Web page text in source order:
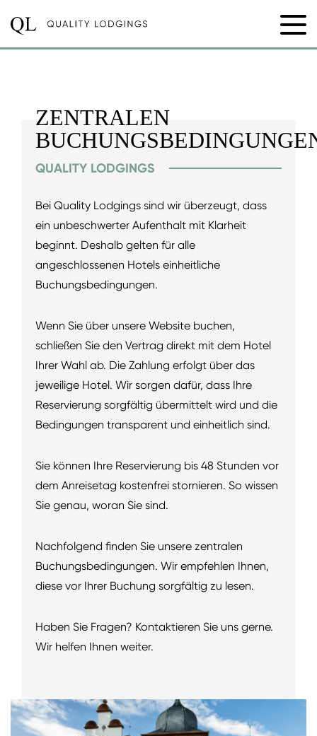
ZENTRALEN
QUALITY LODGINGS
Bei Quality Lodgings sind wir überzeugt, dass
ein unbeschwerter Aufenthalt mit Klarheit
beginnt. Deshalb gelten für alle
angeschlossenen Hotels einheitliche
Buchungsbedingungen.
Wenn Sie über unsere Website buchen,
schließen Sie den Vertrag direkt mit dem Hotel
Ihrer Wahl ab. Die Zahlung erfolgt über das
jeweilige Hotel. Wir sorgen dafür, dass Ihre
Reservierung sorgfältig übermittelt wird und die
Bedingungen transparent und einheitlich sind.
Sie können Ihre Reservierung bis 48 Stunden vor
dem Anreisetag kostenfrei stornieren. So wissen
Sie genau, woran Sie sind.
Nachfolgend finden Sie unsere zentralen
Buchungsbedingungen. Wir empfehlen Ihnen,
diese vor Ihrer Buchung sorgfältig zu lesen.
Haben Sie Fragen? Kontaktieren Sie uns gerne.
Wir helfen Ihnen weiter.